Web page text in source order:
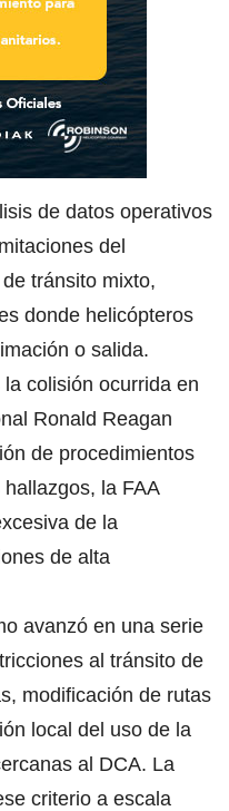
de datos operativos
del
tránsito mixto,
donde helicópteros
o salida.
colisión ocurrida en
Ronald Reagan
de procedimientos
la FAA
de la
de alta
avanzó en una serie
al tránsito de
modificación de rutas
local del uso de la
al DCA. La
criterio a escala